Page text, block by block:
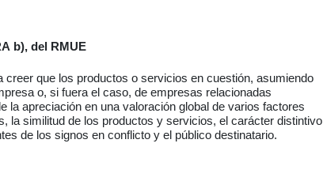
b), del RMUE
que los productos o servicios en cuestión, asumiendo
o, si fuera el caso, de empresas relacionadas
la apreciación en una valoración global de varios factores
la similitud de los productos y servicios, el carácter distintivo
de los signos en conflicto y el público destinatario.